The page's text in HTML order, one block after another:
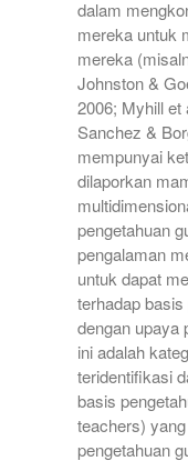
dalam
mereka untuk
mereka
Johnston &
2006; Myhill et
Sanchez &
mempunyai
dilaporkan
pengetahuan
pengalaman
untuk dapat
terhadap
dengan upaya
ini adalah
teridentifikasi
basis
teachers)
pengetahuan